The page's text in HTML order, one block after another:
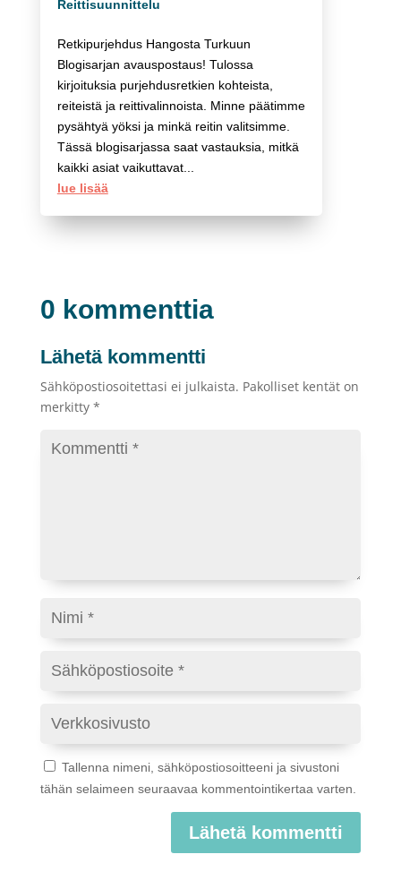
Reittisuunnittelu
Retkipurjehdus Hangosta Turkuun
Blogisarjan avauspostaus! Tulossa
kirjoituksia purjehdusretkien kohteista,
reiteistä ja reittivalinnoista. Minne päätimme
pysähtyä yöksi ja minkä reitin valitsimme.
Tässä blogisarjassa saat vastauksia, mitkä
kaikki asiat vaikuttavat...
lue lisää
0 kommenttia
Lähetä kommentti
Sähköpostiosoitettasi ei julkaista. Pakolliset kentät on
merkitty *
Tallenna nimeni, sähköpostiosoitteeni ja sivustoni
tähän selaimeen seuraavaa kommentointikertaa varten.
Lähetä kommentti